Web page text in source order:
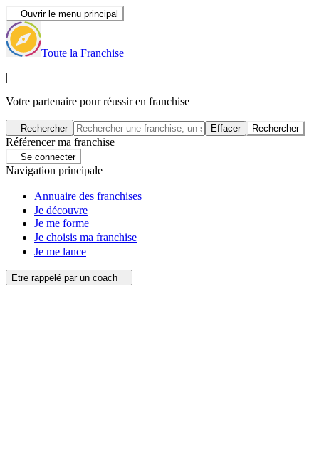
Ouvrir le menu principal
Toute la Franchise
|
Votre partenaire pour réussir en franchise
Rechercher Effacer Rechercher
Référencer ma franchise
Se connecter
Navigation principale
Annuaire des franchises
Je découvre
Je me forme
Je choisis ma franchise
Je me lance
Etre rappelé par un coach